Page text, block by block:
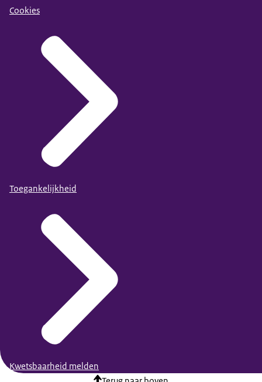
Cookies
Toegankelijkheid
Kwetsbaarheid melden